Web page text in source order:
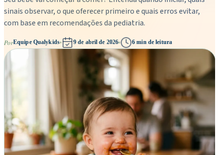
sinais observar, o que oferecer primeiro e quais erros evitar,
com base em recomendações da pediatria.
PorEquipe Qualykids 9 de abril de 2026 6 min de leitura